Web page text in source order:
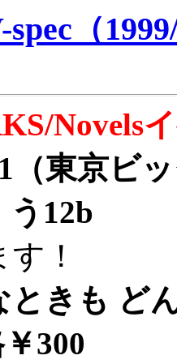
（
Novels
東京ビ
う12b
！
ときも ど
300